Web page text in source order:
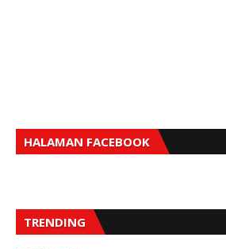
HALAMAN FACEBOOK
TRENDING